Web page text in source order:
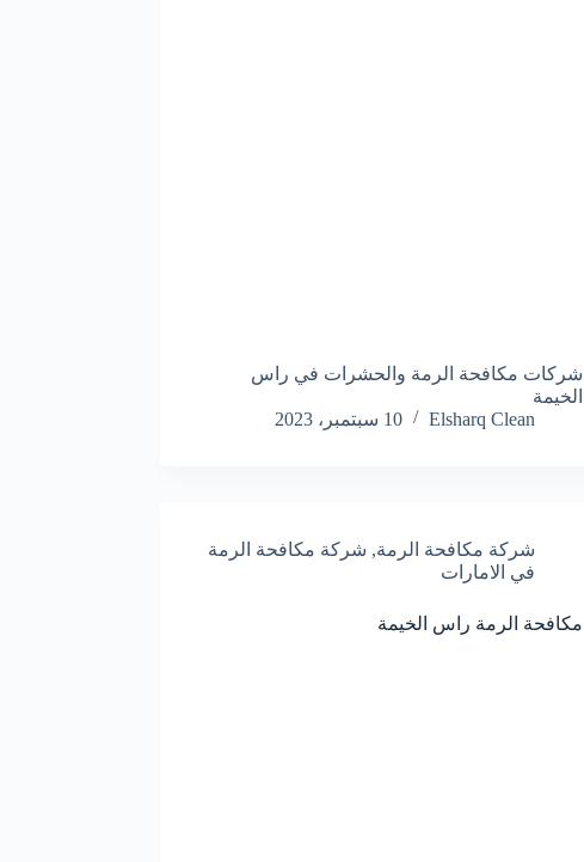
شركات مكافحة الرمة والحشرات في راس
الخيمة
Elsharq Clean
10 سبتمبر، 2023
شركة مكافحة الرمة, شركة مكافحة الرمة
في الامارات
مكافحة الرمة راس الخيمة